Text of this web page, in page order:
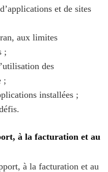
et de sites
aux limites
;
des
;
installées ;
à la facturation et au
à la facturation et au